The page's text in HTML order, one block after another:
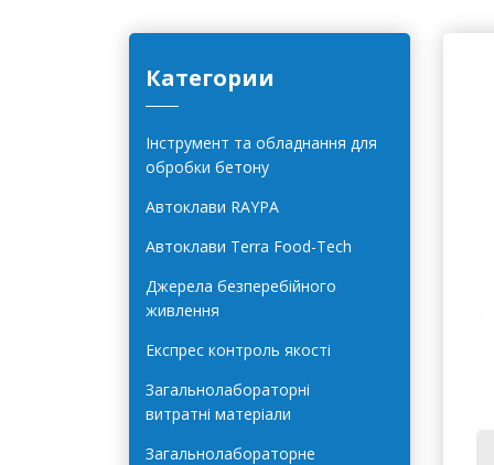
Категории
Інструмент та обладнання для
обробки бетону
Автоклави RAYPA
Автоклави Terra Food-Tech
Джерела безперебійного
живлення
Експрес контроль якості
Загальнолабораторні
витратні матеріали
Загальнолабораторне